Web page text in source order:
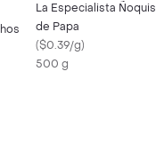
La Especialista Ñoquis
de Papa
($0.39/g)
500 g